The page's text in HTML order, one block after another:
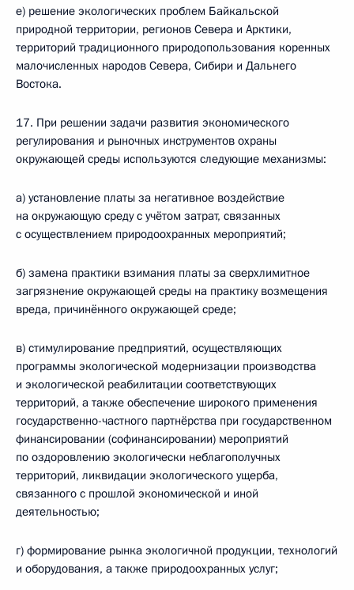
е) решение экологических проблем Байкальской
природной территории, регионов Севера и Арктики,
территорий традиционного природопользования коренных
малочисленных народов Севера, Сибири и Дальнего
Востока.
17. При решении задачи развития экономического
регулирования и рыночных инструментов охраны
окружающей среды используются следующие механизмы:
а) установление платы за негативное воздействие
на окружающую среду с учётом затрат, связанных
с осуществлением природоохранных мероприятий;
б) замена практики взимания платы за сверхлимитное
загрязнение окружающей среды на практику возмещения
вреда, причинённого окружающей среде;
в) стимулирование предприятий, осуществляющих
программы экологической модернизации производства
и экологической реабилитации соответствующих
территорий, а также обеспечение широкого применения
государственно-частного партнёрства при государственном
финансировании (софинансировании) мероприятий
по оздоровлению экологически неблагополучных
территорий, ликвидации экологического ущерба,
связанного с прошлой экономической и иной
деятельностью;
г) формирование рынка экологичной продукции, технологий
и оборудования, а также природоохранных услуг;